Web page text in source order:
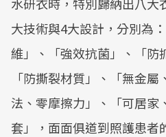
大技術與4大設計，分別為
維」、「強效抗菌」、「防
「防撕裂材質」、「無金
法、零摩擦力」、「可居家
套」，面面俱道到照護患者